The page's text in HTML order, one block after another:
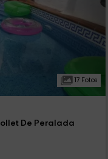
17 Fotos
De Peralada